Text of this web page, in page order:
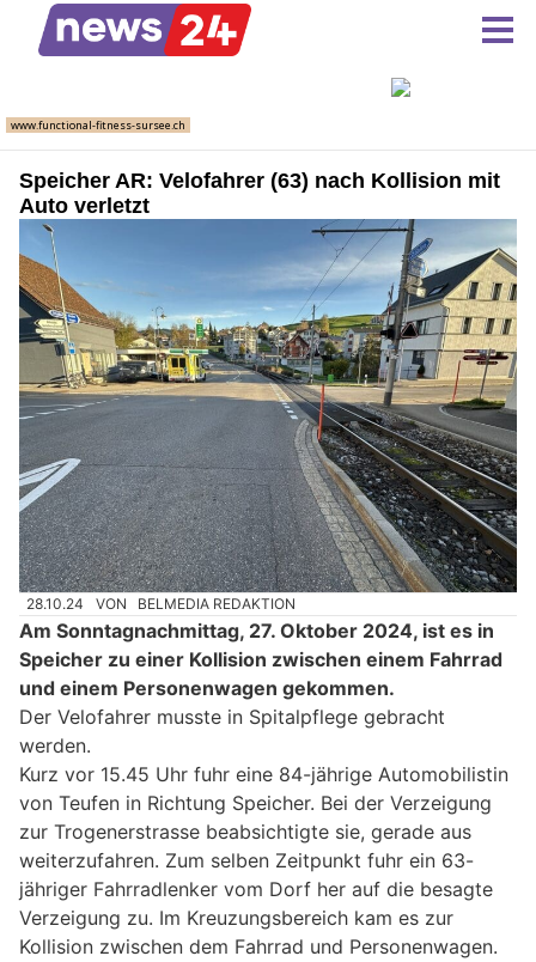
Speicher AR: Velofahrer (63) nach Kollision mit
Auto verletzt
28.10.24 VON BELMEDIA REDAKTION
Am Sonntagnachmittag, 27. Oktober 2024, ist es in
Speicher zu einer Kollision zwischen einem Fahrrad
und einem Personenwagen gekommen.
Der Velofahrer musste in Spitalpflege gebracht
werden.
Kurz vor 15.45 Uhr fuhr eine 84-jährige Automobilistin
von Teufen in Richtung Speicher. Bei der Verzeigung
zur Trogenerstrasse beabsichtigte sie, gerade aus
weiterzufahren. Zum selben Zeitpunkt fuhr ein 63-
jähriger Fahrradlenker vom Dorf her auf die besagte
Verzeigung zu. Im Kreuzungsbereich kam es zur
Kollision zwischen dem Fahrrad und Personenwagen.